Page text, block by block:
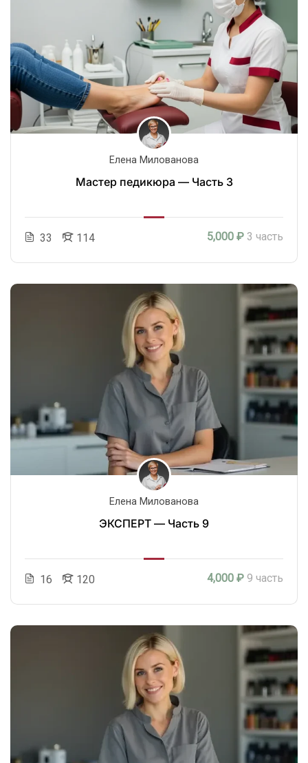
Елена Милованова
Мастер педикюра — Часть 3
33 114 5,000 ₽ 3 часть
Елена Милованова
ЭКСПЕРТ — Часть 9
16 120 4,000 ₽ 9 часть